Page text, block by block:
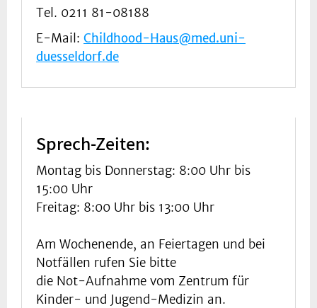
Tel. 0211 81-08188
E-Mail: Childhood-Haus@med.uni-
duesseldorf.de
Sprech-Zeiten:
Montag bis Donnerstag: 8:00 Uhr bis
15:00 Uhr
Freitag: 8:00 Uhr bis 13:00 Uhr
Am Wochenende, an Feiertagen und bei
Notfällen rufen Sie bitte
die Not-Aufnahme vom Zentrum für
Kinder- und Jugend-Medizin an.